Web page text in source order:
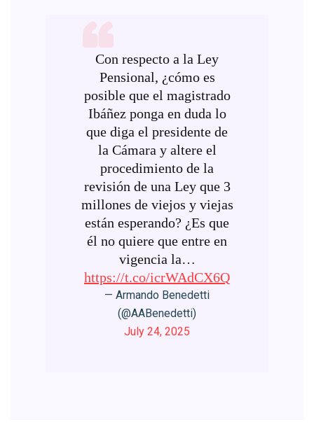
Con respecto a la Ley
Pensional, ¿cómo es
posible que el magistrado
Ibáñez ponga en duda lo
que diga el presidente de
la Cámara y altere el
procedimiento de la
revisión de una Ley que 3
millones de viejos y viejas
están esperando? ¿Es que
él no quiere que entre en
vigencia la…
https://t.co/icrWAdCX6Q
— Armando Benedetti
(@AABenedetti)
July 24, 2025